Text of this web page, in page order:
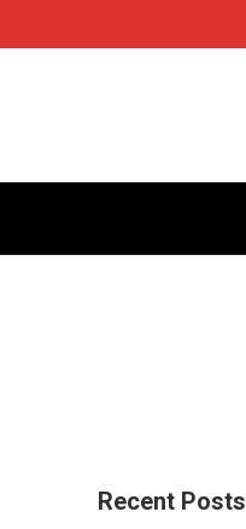
Recent Posts